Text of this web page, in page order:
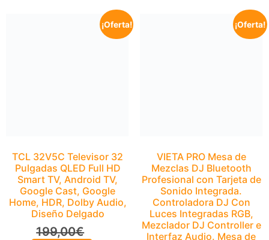
¡Oferta!
TCL 32V5C Televisor 32
Pulgadas QLED Full HD
Smart TV, Android TV,
Google Cast, Google
Home, HDR, Dolby Audio,
Diseño Delgado
199,00€
¡Oferta!
VIETA PRO Mesa de
99,99 €
IR A OFERTA
Esta oferta se publicó hace más de 24H:
Puede que la oferta ya no continue
activa, se haya agotado el stock o haya
caducado. Por favor, compruebelo
manualmente